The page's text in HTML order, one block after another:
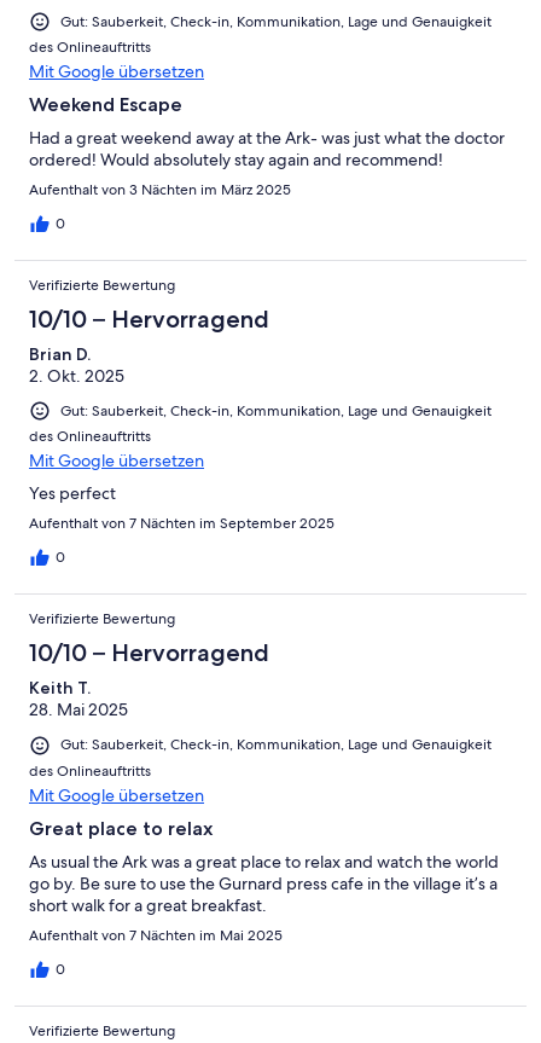
Gut: Sauberkeit, Check-in, Kommunikation, Lage und Genauigkeit
des Onlineauftritts
Mit Google übersetzen
Weekend Escape
Had a great weekend away at the Ark- was just what the doctor
ordered! Would absolutely stay again and recommend!
Aufenthalt von 3 Nächten im März 2025
0
Verifizierte Bewertung
10/10 – Hervorragend
Brian D.
2. Okt. 2025
Gut: Sauberkeit, Check-in, Kommunikation, Lage und Genauigkeit
des Onlineauftritts
Mit Google übersetzen
Yes perfect
Aufenthalt von 7 Nächten im September 2025
0
Verifizierte Bewertung
10/10 – Hervorragend
Keith T.
28. Mai 2025
Gut: Sauberkeit, Check-in, Kommunikation, Lage und Genauigkeit
des Onlineauftritts
Mit Google übersetzen
Great place to relax
As usual the Ark was a great place to relax and watch the world
go by. Be sure to use the Gurnard press cafe in the village it’s a
short walk for a great breakfast.
Aufenthalt von 7 Nächten im Mai 2025
0
Verifizierte Bewertung